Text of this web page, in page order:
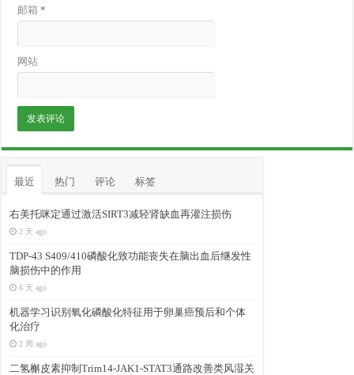
邮箱*
网站
最近 热门 评论 标签
右美托咪定通过激活SIRT3减轻肾缺血再灌注损伤
2 天 ago
TDP-43 S409/410磷酸化致功能丧失在脑出血后继发性
脑损伤中的作用
6 天 ago
机器学习识别氧化磷酸化特征用于卵巢癌预后和个体
化治疗
2 周 ago
二氢槲皮素抑制Trim14-JAK1-STAT3通路改善类风湿关